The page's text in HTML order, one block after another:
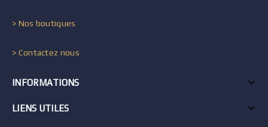
> Nos boutiques
> Contactez nous
INFORMATIONS
LIENS UTILES